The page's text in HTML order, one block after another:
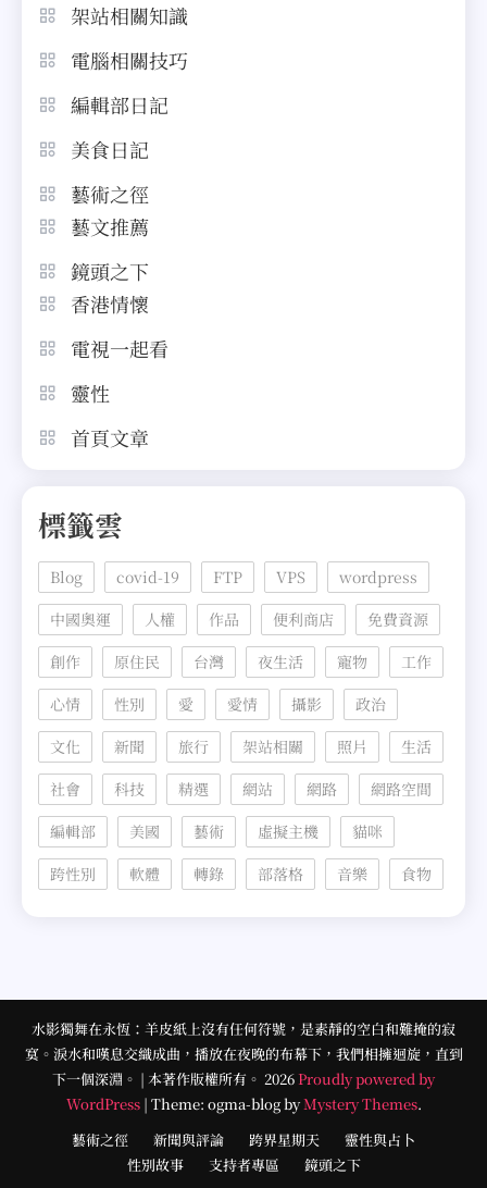
架站相關知識
電腦相關技巧
編輯部日記
美食日記
藝術之徑
藝文推薦
鏡頭之下
香港情懷
電視一起看
靈性
首頁文章
標籤雲
Blog covid-19 FTP VPS
wordpress
中國奧運
人權 作品 便利商店
免費資源
創作
原住民 台灣 夜生活 寵物
工作
心情
性別 愛 愛情 攝影
政治
文化
新聞 旅行 架站相關 照片
生活
社會
科技 精選 網站 網路
網路空間
編輯部
美國 藝術 虛擬主機
貓咪
跨性別
軟體 轉錄 部落格 音樂 食物
水影獨舞在永恆：羊皮紙上沒有任何符號，是素靜的空白和難掩的寂
寞。淚水和嘆息交織成曲，播放在夜晚的布幕下，我們相擁迴旋，直到
下一個深淵。 | 本著作版權所有。 2026Proudly powered by
WordPress | Theme: ogma-blog byMystery Themes.
藝術之徑
新聞與評論 跨界星期天
靈性與占卜
性別故事
支持者專區 鏡頭之下